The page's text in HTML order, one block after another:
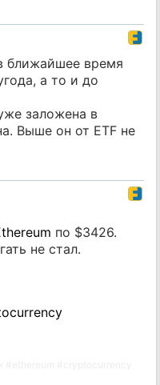
ближайшее время
а то и до
заложена в
Выше он от ETF не
по $3426.
не стал.